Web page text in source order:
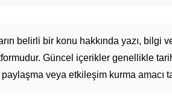
belirli bir konu hakkında yazı, bilgi
Güncel içerikler genellikle
veya etkileşim kurma amacı